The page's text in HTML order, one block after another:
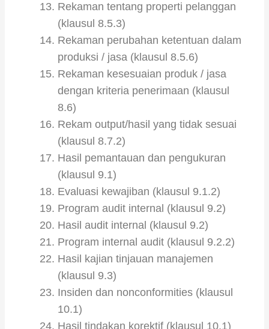
Rekaman tentang properti pelanggan
(klausul 8.5.3)
Rekaman perubahan ketentuan dalam
produksi / jasa (klausul 8.5.6)
Rekaman kesesuaian produk / jasa
dengan kriteria penerimaan (klausul
8.6)
Rekam output/hasil yang tidak sesuai
(klausul 8.7.2)
Hasil pemantauan dan pengukuran
(klausul 9.1)
Evaluasi kewajiban (klausul 9.1.2)
Program audit internal (klausul 9.2)
Hasil audit internal (klausul 9.2)
Program internal audit (klausul 9.2.2)
Hasil kajian tinjauan manajemen
(klausul 9.3)
Insiden dan nonconformities (klausul
10.1)
Hasil tindakan korektif (klausul 10.1)